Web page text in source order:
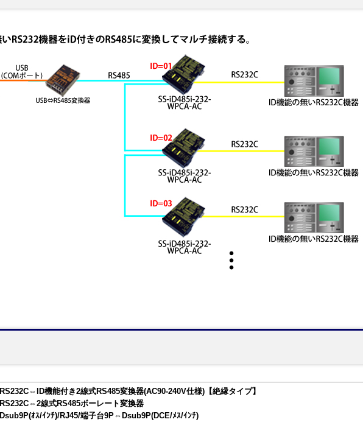
RS232C⇔ID機能付き2線式RS485変換器(AC90-240V仕様)【絶縁タイプ】
RS232C⇔2線式RS485ボーレート変換器
Dsub9P(ｵｽ/ｲﾝﾁ)/RJ45/端子台9P⇔Dsub9P(DCE/ﾒｽ/ｲﾝﾁ)